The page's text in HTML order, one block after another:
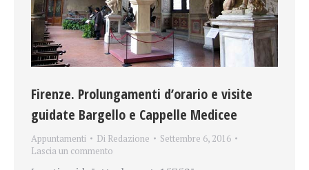
Firenze. Prolungamenti d’orario e visite
guidate Bargello e Cappelle Medicee
Appuntamenti Di Redazione
Settembre 6, 2016
Lascia un commento